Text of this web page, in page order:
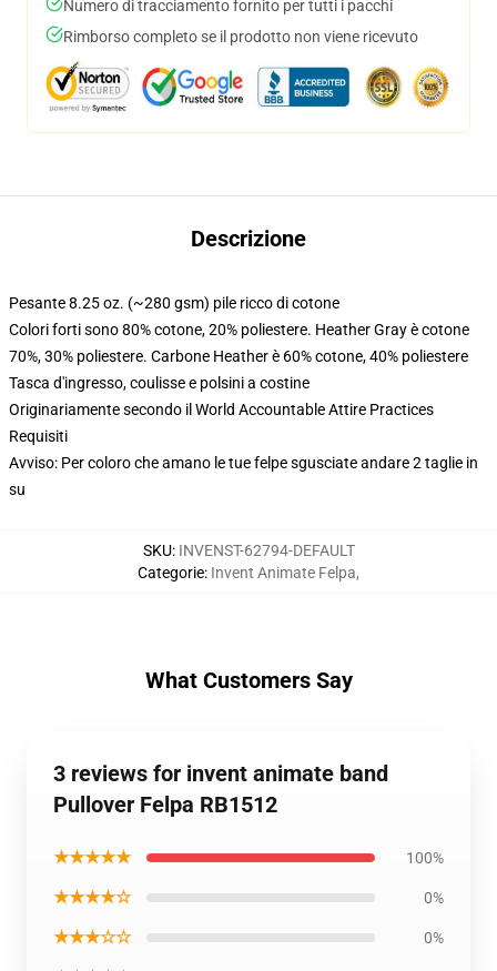
Numero di tracciamento fornito per tutti i pacchi
Rimborso completo se il prodotto non viene ricevuto
Descrizione
Pesante 8.25 oz. (~280 gsm) pile ricco di cotone
Colori forti sono 80% cotone, 20% poliestere. Heather Gray è cotone
70%, 30% poliestere. Carbone Heather è 60% cotone, 40% poliestere
Tasca d'ingresso, coulisse e polsini a costine
Originariamente secondo il World Accountable Attire Practices
Requisiti
Avviso: Per coloro che amano le tue felpe sgusciate andare 2 taglie in
su
SKU: INVENST-62794-DEFAULT
Categorie: Invent Animate Felpa,
What Customers Say
3 reviews for invent animate band
Pullover Felpa RB1512
★★★★★ 100%
★★★★☆ 0%
★★★☆☆ 0%